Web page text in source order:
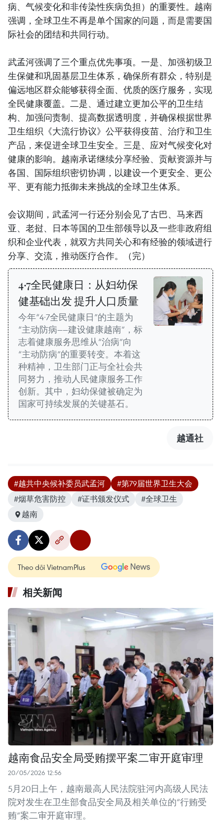
病、气候变化和非传染性疾病负担）的重要性。越南
强调，全球卫生不再是单个国家的问题，而是需要国
际社会的团结和共同行动。
武孟河强调了三个重点优先事项。一是、加强初级卫
生保健和巩固基层卫生体系，确保所有群众，特别是
偏远地区群众能够获得全面、优质的医疗服务，实现
全民健康覆盖。二是、通过建立更加公平的卫生结
构、加强问责制、提高数据透明度，并确保根据世界
卫生组织《大流行协议》公平获得疫苗、治疗和卫生
产品，来促进全球卫生安全。三是、应对气候变化对
健康的影响。越南承诺继续分享经验、贡献资源并与
各国、国际组织密切协调，以建设一个更安全、更公
平、更有能力抵御未来挑战的全球卫生体系。
会议期间，武孟河一行还分别会见了古巴、马来西
亚、老挝、日本等国的卫生部领导以及一些非政府组
织和企业代表，就双方共同关心和有经验的领域进行
分享、交流，推动医疗合作。（完）
4·7全民健康日：从妇幼保
健基础出发 提升人口质量
今年“4·7全民健康日”的主题为
“主动防病——建设健康越南”，标
志着健康服务思维从“治病”向
“主动防病”的重要转变。本着这
种精神，卫生部门正与全社会共
同努力，推动人民健康服务工作
创新。其中，妇幼保健被确定为
国家可持续发展的关键基石。
越通社
#越共中央候补委员武孟河
#第79届世界卫生大会
#烟草危害防控
#证书颁发仪式
#全球卫生
越南
Theo dõi VietnamPlus
相关新闻
越南食品安全局受贿摆平案二审开庭审理
20/05/2026 12:56
5月20日上午，越南最高人民法院驻河内高级人民法
院对发生在卫生部食品安全局及相关单位的“行贿受
贿”案二审开庭审理。